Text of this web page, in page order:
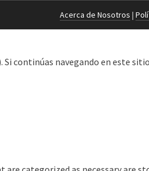
Acerca de Nosotros |
continúas navegando en este